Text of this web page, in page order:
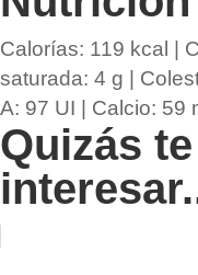
Calorías: 119 kcal
saturada: 4 g
A: 97 UI Calcio: 59
Quizás